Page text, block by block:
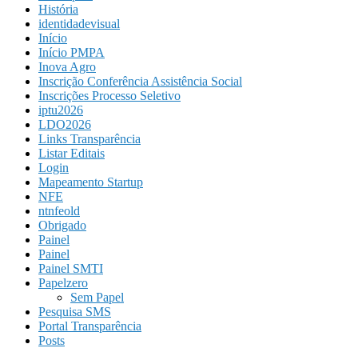
História
identidadevisual
Início
Início PMPA
Inova Agro
Inscrição Conferência Assistência Social
Inscrições Processo Seletivo
iptu2026
LDO2026
Links Transparência
Listar Editais
Login
Mapeamento Startup
NFE
ntnfeold
Obrigado
Painel
Painel
Painel SMTI
Papelzero
Sem Papel
Pesquisa SMS
Portal Transparência
Posts